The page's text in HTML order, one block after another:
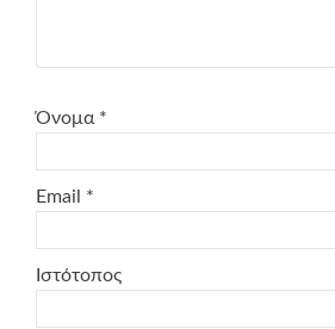
Όνομα *
Email *
Ιστότοπος